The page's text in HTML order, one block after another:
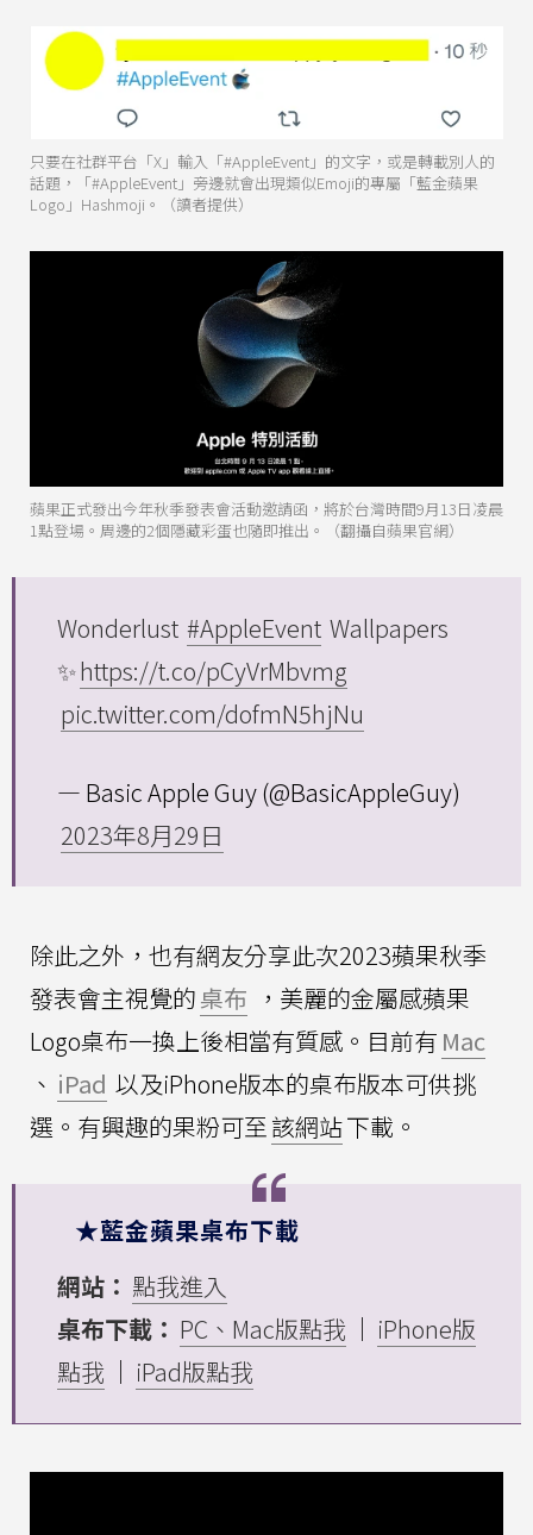
只要在社群平台「X」輸入「#AppleEvent」的文字，或是轉載別人的
話題，「#AppleEvent」旁邊就會出現類似Emoji的專屬「藍金蘋果
Logo」Hashmoji。（讀者提供）
蘋果正式發出今年秋季發表會活動邀請函，將於台灣時間9月13日凌晨
1點登場。周邊的2個隱藏彩蛋也隨即推出。（翻攝自蘋果官網）
Wonderlust #AppleEvent Wallpapers
✨https://t.co/pCyVrMbvmg
pic.twitter.com/dofmN5hjNu
— Basic Apple Guy (@BasicAppleGuy)
2023年8月29日
除此之外，也有網友分享此次2023蘋果秋季
發表會主視覺的桌布 ，美麗的金屬感蘋果
Logo桌布一換上後相當有質感。目前有 Mac
、 iPad 以及iPhone版本的桌布版本可供挑
選。有興趣的果粉可至 該網站下載。
★藍金蘋果桌布下載
網站： 點我進入
桌布下載： PC、Mac版點我 ｜ iPhone版
點我 ｜ iPad版點我